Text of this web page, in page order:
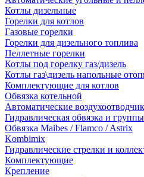
Котлы дизельные
Горелки для котлов
Газовые горелки
Горелки для дизельного топлива
Пеллетные горелки
Котлы под горелку газ/дизель
Котлы газ\дизель напольные
Комплектующие для котлов
Обвязка котельной
Автоматические
Гидравлическая обвязка и
Обвязка Maibes / Flamco / Astrix
Kombimix
Гидравлические стрелки и
Комплектующие
Крепление